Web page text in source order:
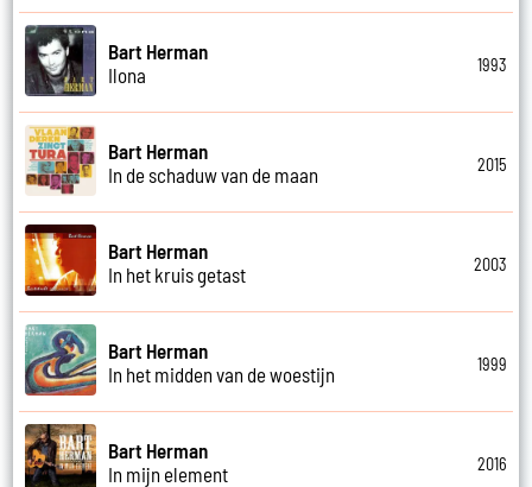
Bart Herman
Ilona
1993
Bart Herman
In de schaduw van de maan
2015
Bart Herman
In het kruis getast
2003
Bart Herman
In het midden van de woestijn
1999
Bart Herman
In mijn element
2016